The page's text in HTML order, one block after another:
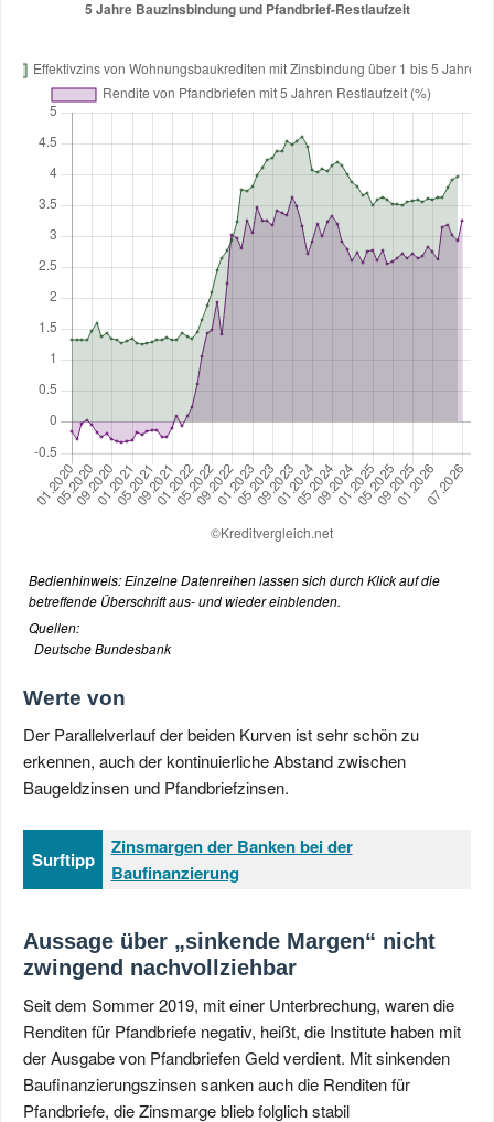
Bedienhinweis: Einzelne Datenreihen lassen sich durch Klick auf die
betreffende Überschrift aus- und wieder einblenden.
Quellen:
Deutsche Bundesbank
Werte von
Der Parallelverlauf der beiden Kurven ist sehr schön zu
erkennen, auch der kontinuierliche Abstand zwischen
Baugeldzinsen und Pfandbriefzinsen.
Surftipp
Zinsmargen der Banken bei der
Baufinanzierung
Aussage über „sinkende Margen“ nicht
zwingend nachvollziehbar
Seit dem Sommer 2019, mit einer Unterbrechung, waren die
Renditen für Pfandbriefe negativ, heißt, die Institute haben mit
der Ausgabe von Pfandbriefen Geld verdient. Mit sinkenden
Baufinanzierungszinsen sanken auch die Renditen für
Pfandbriefe, die Zinsmarge blieb folglich stabil